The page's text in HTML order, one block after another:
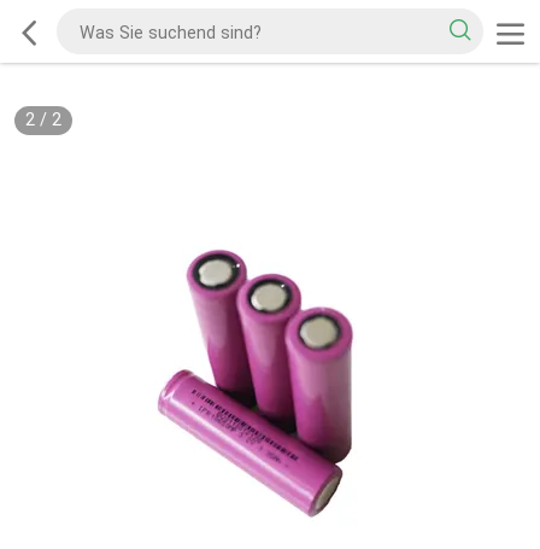
2/ 2